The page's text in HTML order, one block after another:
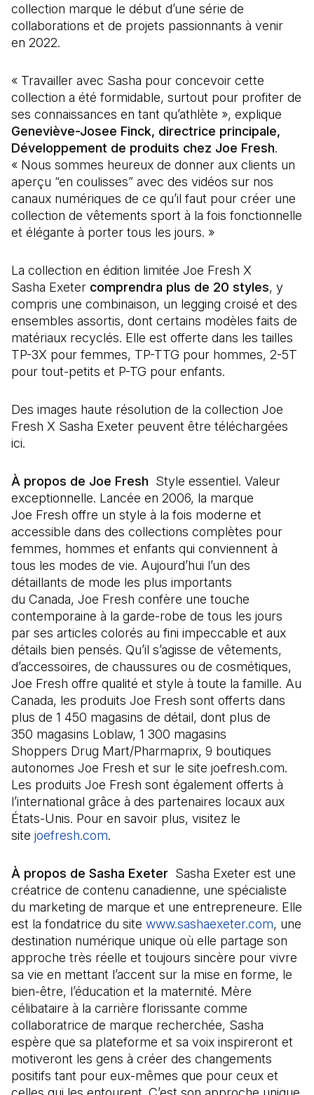
collection marque le début d’une série de
collaborations et de projets passionnants à venir
en 2022.
« Travailler avec Sasha pour concevoir cette
collection a été formidable, surtout pour profiter de
ses connaissances en tant qu’athlète », explique
Geneviève-Josee Finck, directrice principale,
Développement de produits chez Joe Fresh.
« Nous sommes heureux de donner aux clients un
aperçu “en coulisses” avec des vidéos sur nos
canaux numériques de ce qu’il faut pour créer une
collection de vêtements sport à la fois fonctionnelle
et élégante à porter tous les jours. »
La collection en édition limitée Joe Fresh X
Sasha Exeter comprendra plus de 20 styles, y
compris une combinaison, un legging croisé et des
ensembles assortis, dont certains modèles faits de
matériaux recyclés. Elle est offerte dans les tailles
TP-3X pour femmes, TP-TTG pour hommes, 2-5T
pour tout-petits et P-TG pour enfants.
Des images haute résolution de la collection Joe
Fresh X Sasha Exeter peuvent être téléchargées
ici.
À propos de Joe Fresh Style essentiel. Valeur
exceptionnelle. Lancée en 2006, la marque
Joe Fresh offre un style à la fois moderne et
accessible dans des collections complètes pour
femmes, hommes et enfants qui conviennent à
tous les modes de vie. Aujourd’hui l’un des
détaillants de mode les plus importants
du Canada, Joe Fresh confère une touche
contemporaine à la garde-robe de tous les jours
par ses articles colorés au fini impeccable et aux
détails bien pensés. Qu’il s’agisse de vêtements,
d’accessoires, de chaussures ou de cosmétiques,
Joe Fresh offre qualité et style à toute la famille. Au
Canada, les produits Joe Fresh sont offerts dans
plus de 1 450 magasins de détail, dont plus de
350 magasins Loblaw, 1 300 magasins
Shoppers Drug Mart/Pharmaprix, 9 boutiques
autonomes Joe Fresh et sur le site joefresh.com.
Les produits Joe Fresh sont également offerts à
l’international grâce à des partenaires locaux aux
États-Unis. Pour en savoir plus, visitez le
site joefresh.com(Il s'ouvre dans un nouvel onglet)
.
À propos de Sasha Exeter Sasha Exeter est une
créatrice de contenu canadienne, une spécialiste
du marketing de marque et une entrepreneure. Elle
est la fondatrice du site www.sashaexeter.com(Il
, une
destination numérique unique où elle partage son
approche très réelle et toujours sincère pour vivre
sa vie en mettant l’accent sur la mise en forme, le
bien-être, l’éducation et la maternité. Mère
célibataire à la carrière florissante comme
collaboratrice de marque recherchée, Sasha
espère que sa plateforme et sa voix inspireront et
motiveront les gens à créer des changements
positifs tant pour eux-mêmes que pour ceux et